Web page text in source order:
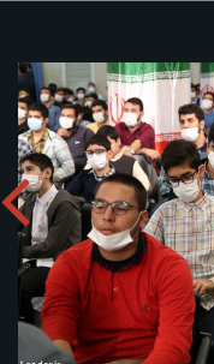
قومی دن کے موقع پر
البم دریافت کریں:zip